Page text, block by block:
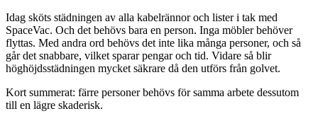
Idag sköts städningen av alla kabelrännor och lister i tak med
SpaceVac. Och det behövs bara en person. Inga möbler behöver
flyttas. Med andra ord behövs det inte lika många personer, och så
går det snabbare, vilket sparar pengar och tid. Vidare så blir
höghöjdsstädningen mycket säkrare då den utförs från golvet.
Kort summerat: färre personer behövs för samma arbete dessutom
till en lägre skaderisk.